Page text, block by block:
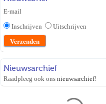
E-mail
Inschrijven
Uitschrijven
Nieuwsarchief
Raadpleeg ook ons nieuwsarchief!